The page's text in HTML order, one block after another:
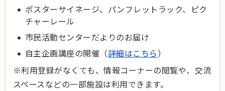
ポスターサイネージ、パンフレットラック、ピク
チャーレール
市民活動センターだよりのお届け
自主企画講座の開催（詳細はこちら）
※利用登録がなくても、情報コーナーの閲覧や、交流
スペースなどの一部施設は利用できます。